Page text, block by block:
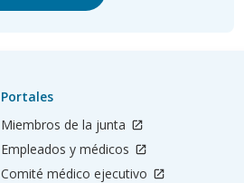
Portales
Miembros de la junta
Empleados y médicos
Comité médico ejecutivo